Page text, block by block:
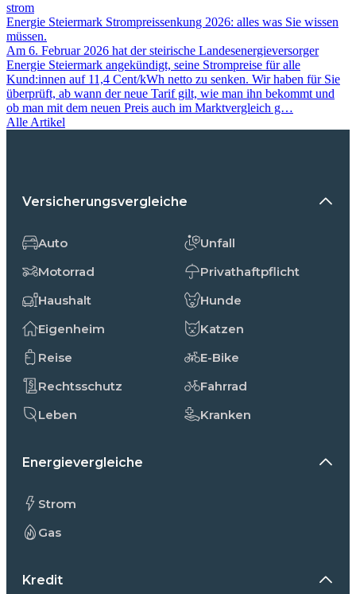
strom
Energie Steiermark Strompreissenkung 2026: alles was Sie wissen
müssen.
Am 6. Februar 2026 hat der steirische Landesenergieversorger
Energie Steiermark angekündigt, seine Strompreise für alle
Kund:innen auf 11,4 Cent/kWh netto zu senken. Wir haben für Sie
überprüft, ab wann der neue Tarif gilt, wie man ihn bekommt und
ob man mit dem neuen Preis auch im Marktvergleich g…
Alle Artikel
Versicherungsvergleiche
Auto
Motorrad
Haushalt
Eigenheim
Reise
Rechtsschutz
Leben
Unfall
Privathaftpflicht
Hunde
Katzen
E-Bike
Fahrrad
Kranken
Energievergleiche
Strom
Gas
Kredit